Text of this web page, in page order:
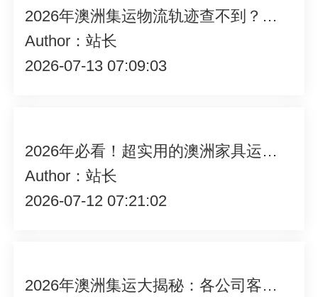
2026年澳洲集运物流轨迹查不到？背后原因究竟是什么！
Author：站长
2026-07-13 07:09:03
2026年必看！超实用的澳洲家具运输攻略大分享
Author：站长
2026-07-12 07:21:02
2026年澳洲集运大揭秘：各公司客服响应速度究竟哪家强？